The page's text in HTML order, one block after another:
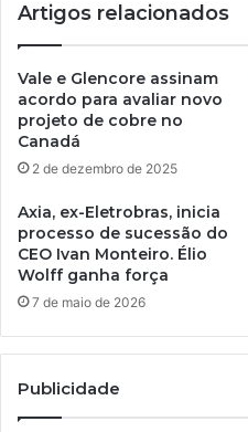
Artigos relacionados
Vale e Glencore assinam
acordo para avaliar novo
projeto de cobre no
Canadá
2 de dezembro de 2025
Axia, ex-Eletrobras, inicia
processo de sucessão do
CEO Ivan Monteiro. Élio
Wolff ganha força
7 de maio de 2026
Publicidade